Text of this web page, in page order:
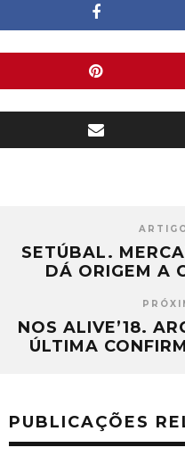
SETÚBAL.
DÁ ORIGEM A
NOS ALIVE’18.
ÚLTIMA
PUBLICAÇÕES